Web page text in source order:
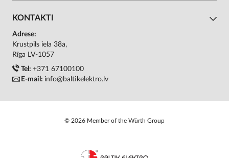
KONTAKTI
Adrese:
Krustpils iela 38a,
Rīga LV-1057
Tel: +371 67100100
E-mail: info@baltikelektro.lv
© 2026 Member of the Würth Group